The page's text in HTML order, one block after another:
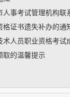
人事考试管理机构
格证书遗失补办的通
术人员职业资格考
取的温馨提示